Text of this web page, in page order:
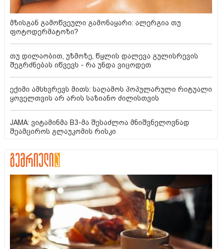
მზისგან გამოწვეული გამონაყარი: ალერგია თუ
ფოტოდერმატოზი?
თუ დილაობით, უზმოზე, წყლის დალევა გულისრევის
შეგრძნებას იწვევს - რა უნდა ვიცოდეთ
ექიმი ამსხვრევს მითს: საღამოს პოპულარული რიტუალი
ყოველთვის არ არის საზიანო ძილისთვის
JAMA: ვიტამინმა B3-მა შესაძლოა მნიშვნელოვნად
შეამციროს გლაუკომის რისკი